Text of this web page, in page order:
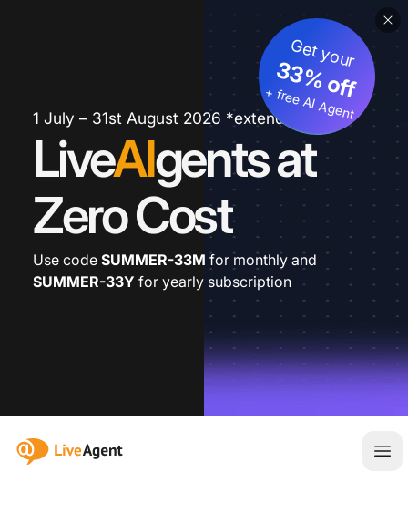
1 July – 31st August 2026 *extended
LiveAIgents at
Zero Cost
Get your
33% off
+ free AI Agent
Use code SUMMER-33M for monthly and
SUMMER-33Y for yearly subscription
:site.title